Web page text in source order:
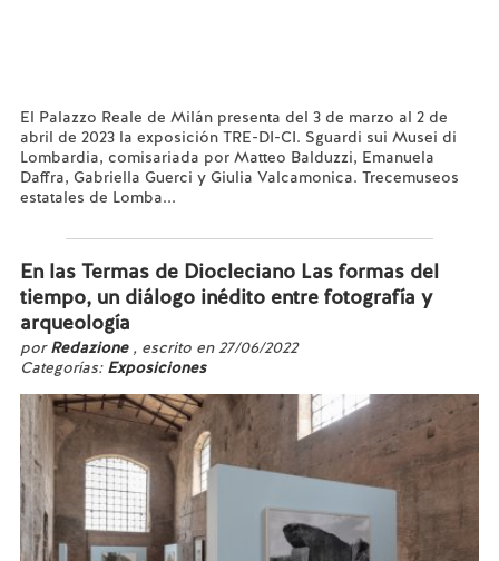
El Palazzo Reale de Milán presenta del 3 de marzo al 2 de
abril de 2023 la exposición TRE-DI-CI. Sguardi sui Musei di
Lombardia, comisariada por Matteo Balduzzi, Emanuela
Daffra, Gabriella Guerci y Giulia Valcamonica. Trecemuseos
estatales de Lomba...
En las Termas de Diocleciano Las formas del
tiempo, un diálogo inédito entre fotografía y
arqueología
porRedazione , escrito en 27/06/2022
Categorías: Exposiciones